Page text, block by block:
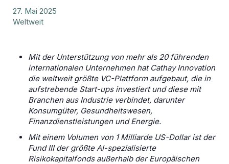
27. Mai 2025
Weltweit
Mit der Unterstützung von mehr als 20 führenden
internationalen Unternehmen hat Cathay Innovation
die weltweit größte VC-Plattform aufgebaut, die in
aufstrebende Start-ups investiert und diese mit
Branchen aus Industrie verbindet, darunter
Konsumgüter, Gesundheitswesen,
Finanzdienstleistungen und Energie.
Mit einem Volumen von 1 Milliarde US-Dollar ist der
Fund III der größte AI-spezialisierte
Risikokapitalfonds außerhalb der Europäischen